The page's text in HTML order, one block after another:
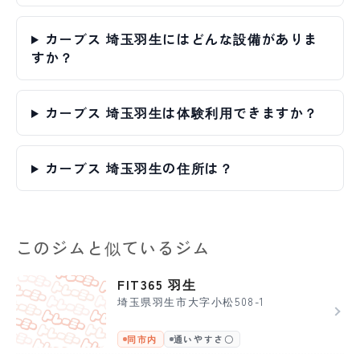
カーブス 埼玉羽生にはどんな設備がありま
すか？
カーブス 埼玉羽生は体験利用できますか？
カーブス 埼玉羽生の住所は？
このジムと似ているジム
FIT365 羽生
埼玉県羽生市大字小松508-1
同市内 通いやすさ〇